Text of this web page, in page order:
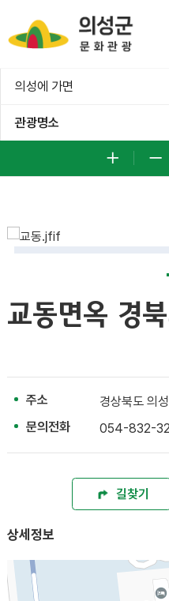
의성에 가면
관광명소
교동면옥 경
주소
경상북도 의
문의전화
054-832-
길찾기
상세정보